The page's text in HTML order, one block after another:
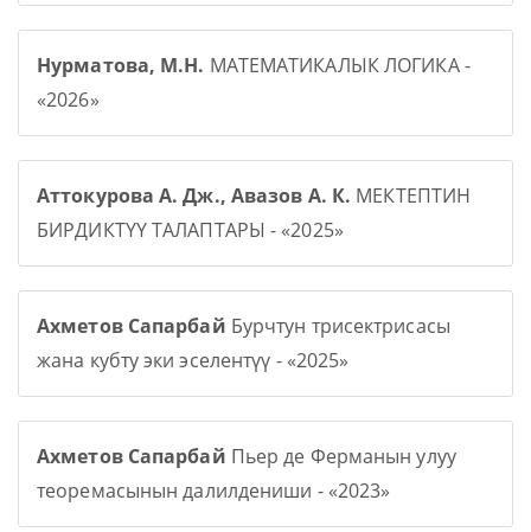
Нурматова, М.Н. МАТЕМАТИКАЛЫК ЛОГИКА -
«2026»
Аттокурова А. Дж., Авазов А. К. МЕКТЕПТИН
БИРДИКТҮҮ ТАЛАПТАРЫ - «2025»
Ахметов Сапарбай Бурчтун трисектрисасы
жана кубту эки эселентүү - «2025»
Ахметов Сапарбай Пьер де Ферманын улуу
теоремасынын далилдениши - «2023»